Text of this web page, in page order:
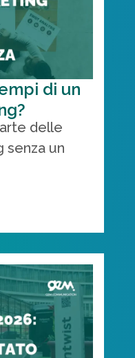
di un
delle
senza un